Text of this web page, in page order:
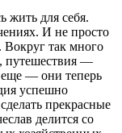
жить для себя.
И не просто
Вокруг так много
путешествия —
еще — они теперь
успешно
прекрасные
делится со